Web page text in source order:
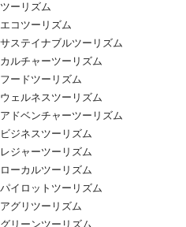
ツーリズム
エコツーリズム
サステイナブルツーリズム
カルチャーツーリズム
フードツーリズム
ウェルネスツーリズム
アドベンチャーツーリズム
ビジネスツーリズム
レジャーツーリズム
ローカルツーリズム
パイロットツーリズム
アグリツーリズム
グリーンツーリズム